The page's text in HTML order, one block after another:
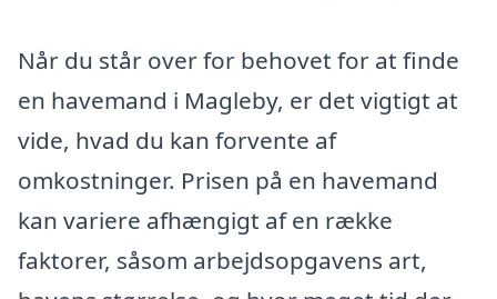
Når du står over for behovet for at finde
en havemand i Magleby, er det vigtigt at
vide, hvad du kan forvente af
omkostninger. Prisen på en havemand
kan variere afhængigt af en række
faktorer, såsom arbejdsopgavens art,